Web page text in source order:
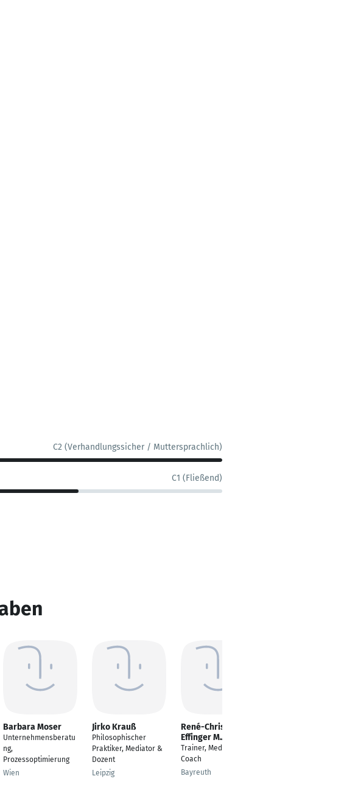
C2 (Verhandlungssicher / Muttersprachlich)
C1 (Fließend)
Barbara Moser
Unternehmensberatu
ng,
Prozessoptimierung
Wien
Jirko Krauß
Philosophischer
Praktiker, Mediator &
Dozent
Leipzig
René-Christian
Effinger M.A.
Trainer, Mediator &
Coach
Bayreuth